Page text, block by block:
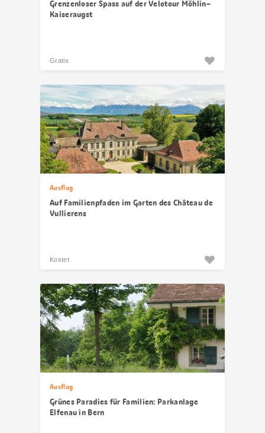
Grenzenloser Spass auf der Velotour Möhlin–
Kaiseraugst
Gratis
Ausflug
Auf Familienpfaden im Garten des Château de
Vullierens
Kostet
Ausflug
Grünes Paradies für Familien: Parkanlage
Elfenau in Bern